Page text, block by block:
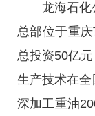
龙海石化
总部位于重
总投资50亿
生产技术在
深加工重油